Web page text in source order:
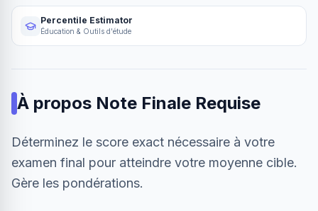
Percentile Estimator
Éducation & Outils d'étude
À propos Note Finale Requise
Déterminez le score exact nécessaire à votre
examen final pour atteindre votre moyenne cible.
Gère les pondérations.